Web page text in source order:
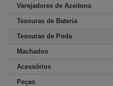
Varejadores de Azeitona
Tesouras de Bateria
Tesouras de Poda
Machados
Acessórios
Peças